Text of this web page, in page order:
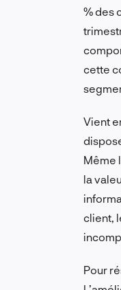
% des
cette
Vient
Même
la
client,
Pour